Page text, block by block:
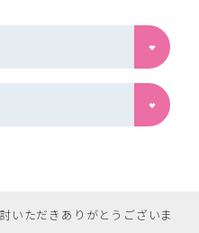
いただきありがとうございま